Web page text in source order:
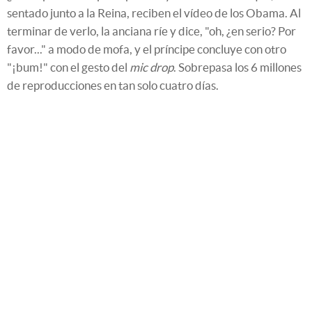
sentado junto a la Reina, reciben el vídeo de los Obama. Al
terminar de verlo, la anciana ríe y dice, "oh, ¿en serio? Por
favor..." a modo de mofa, y el príncipe concluye con otro
"¡bum!" con el gesto del mic drop. Sobrepasa los 6 millones
de reproducciones en tan solo cuatro días.